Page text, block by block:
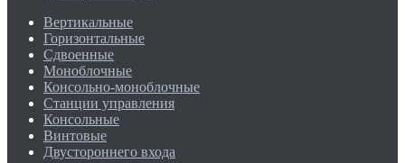
Вертикальные
Горизонтальные
Сдвоенные
Моноблочные
Консольно-моноблочные
Станции управления
Консольные
Винтовые
Двустороннего входа